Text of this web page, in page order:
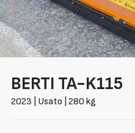
BERTI TA-K115
2023 | Usato | 280 kg